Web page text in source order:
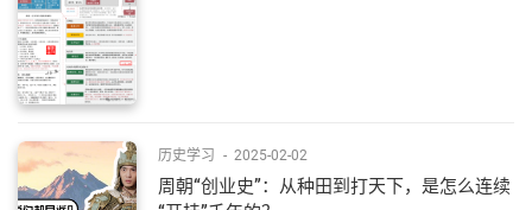
历史学习 - 2025-02-02
周朝“创业史”：从种田到打天下，是怎么连续